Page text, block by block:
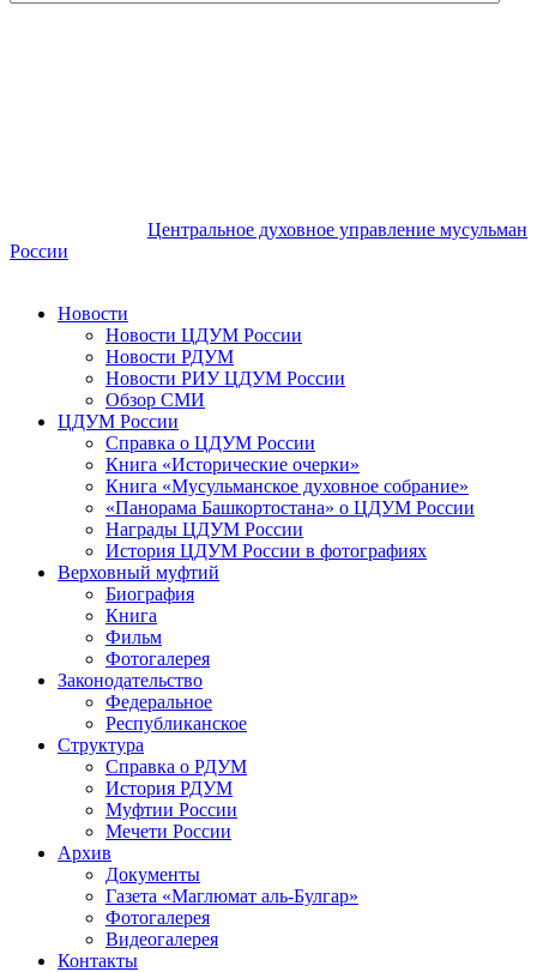
Центральное духовное управление мусульман
России
Новости
Новости ЦДУМ России
Новости РДУМ
Новости РИУ ЦДУМ России
Обзор СМИ
ЦДУМ России
Справка о ЦДУМ России
Книга «Исторические очерки»
Книга «Мусульманское духовное собрание»
«Панорама Башкортостана» о ЦДУМ России
Награды ЦДУМ России
История ЦДУМ России в фотографиях
Верховный муфтий
Биография
Книга
Фильм
Фотогалерея
Законодательство
Федеральное
Республиканское
Структура
Справка о РДУМ
История РДУМ
Муфтии России
Мечети России
Архив
Документы
Газета «Маглюмат аль-Булгар»
Фотогалерея
Видеогалерея
Контакты